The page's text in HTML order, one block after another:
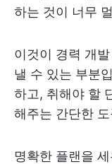
하는 것이 너무
이것이 경력 개
낼 수 있는 부분
하고, 취해야 할
해주는 간단한
명확한 플랜을